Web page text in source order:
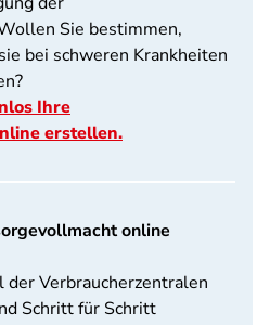
Sie bestimmen,
bei schweren Krankheiten
Ihre
erstellen.
online
Verbraucherzentralen
Schritt für Schritt